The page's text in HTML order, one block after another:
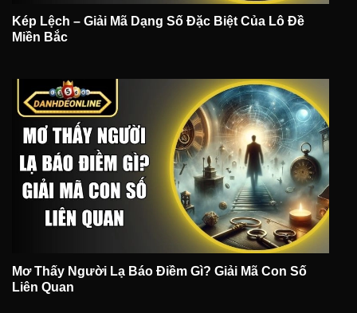
Kép Lệch – Giải Mã Dạng Số Đặc Biệt Của Lô Đề
Miền Bắc
Mơ Thấy Người Lạ Báo Điềm Gì? Giải Mã Con Số
Liên Quan